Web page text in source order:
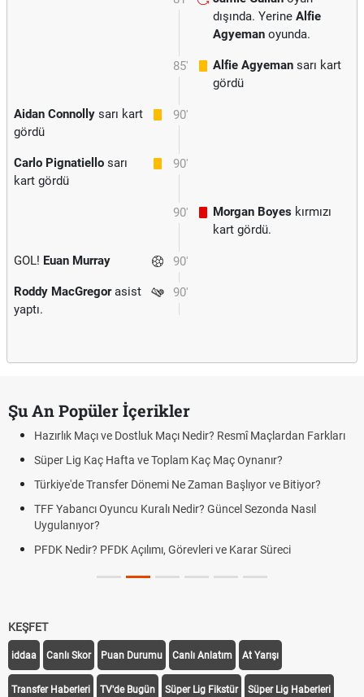
dışında. Yerine Alfie
Agyeman oyunda.
85' Alfie Agyeman sarı kart
gördü
90'
Aidan Connolly sarı kart
gördü
90'
Carlo Pignatiello sarı
kart gördü
90' Morgan Boyes kırmızı
kart gördü.
90'
GOL! Euan Murray
90'
Roddy MacGregorasist
yaptı.
Şu An Popüler İçerikler
Hazırlık Maçı ve Dostluk Maçı Nedir? Resmî Maçlardan Farkları
Süper Lig Kaç Hafta ve Toplam Kaç Maç Oynanır?
Türkiye'de Transfer Dönemi Ne Zaman Başlıyor ve Bitiyor?
TFF Yabancı Oyuncu Kuralı Nedir? Güncel Sezonda Nasıl
Uygulanıyor?
PFDK Nedir? PFDK Açılımı, Görevleri ve Karar Süreci
KEŞFET
iddaa Canlı Skor Puan Durumu Canlı Anlatım At Yarışı
Transfer Haberleri TV'de Bugün Süper Lig Fikstür Süper Lig Haberleri